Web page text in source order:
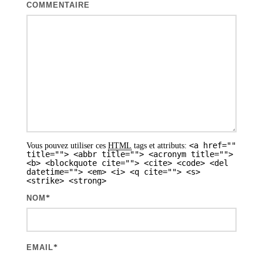
COMMENTAIRE
Vous pouvez utiliser ces HTML tags et attributs: <a href=""
title=""> <abbr title=""> <acronym title="">
<b> <blockquote cite=""> <cite> <code> <del
datetime=""> <em> <i> <q cite=""> <s>
<strike> <strong>
NOM *
EMAIL*